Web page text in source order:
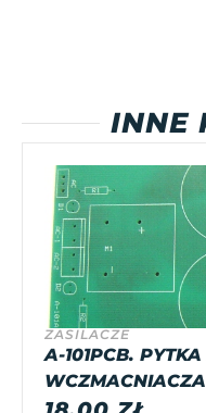
INNE
ZASILACZE
A-101PCB.